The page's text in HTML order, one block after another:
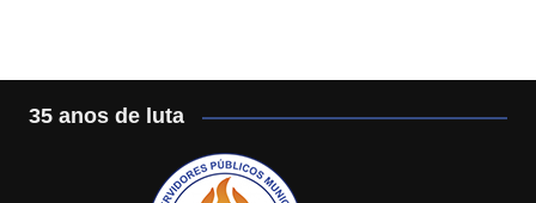
35 anos de luta